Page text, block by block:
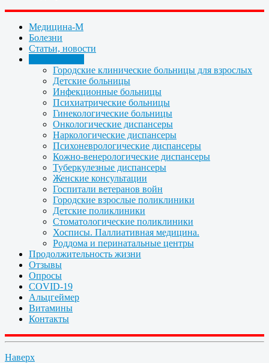
Медицина-М
Болезни
Статьи, новости
Городские клинические больницы для взрослых
Детские больницы
Инфекционные больницы
Психиатрические больницы
Гинекологические больницы
Онкологические диспансеры
Наркологические диспансеры
Психоневрологические диспансеры
Кожно-венерологические диспансеры
Туберкулезные диспансеры
Женские консультации
Госпитали ветеранов войн
Городские взрослые поликлиники
Детские поликлиники
Стоматологические поликлиники
Хосписы. Паллиативная медицина.
Роддома и перинатальные центры
Продолжительность жизни
Отзывы
Опросы
COVID-19
Альцгеймер
Витамины
Контакты
Наверх